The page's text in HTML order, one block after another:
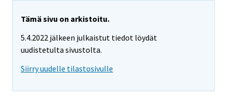
Tämä sivu on arkistoitu.
5.4.2022 jälkeen julkaistut tiedot löydät
uudistetulta sivustolta.
Siirry uudelle tilastosivulle